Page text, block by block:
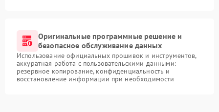
Оригинальные программные решение и
безопасное обслуживание данных
Использование официальных прошивок и инструментов,
аккуратная работа с пользовательскими данными:
резервное копирование, конфиденциальность и
восстановление информации при необходимости